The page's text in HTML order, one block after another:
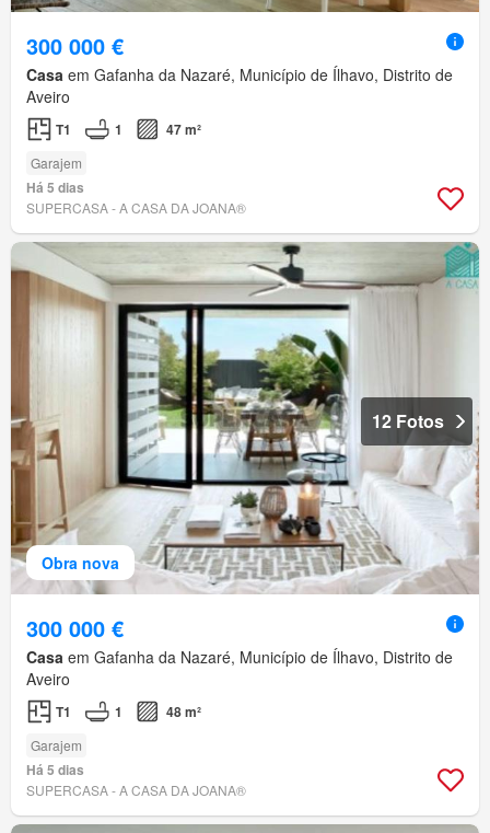
300 000 €
Casa em Gafanha da Nazaré, Município de Ílhavo, Distrito de
Aveiro
T1 1 47 m²
Garajem
Há 5 dias
SUPERCASA - A CASA DA JOANA®
Obra nova
12 Fotos
300 000 €
Casa em Gafanha da Nazaré, Município de Ílhavo, Distrito de
Aveiro
T1 1 48 m²
Garajem
Há 5 dias
SUPERCASA - A CASA DA JOANA®